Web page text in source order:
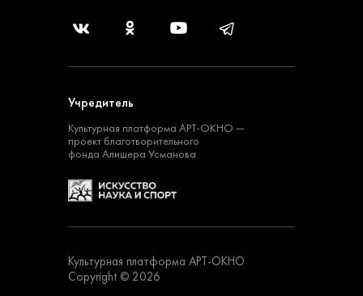
Учредитель
Культурная платформа АРТ-ОКНО —
проект благотворительного
фонда Алишера Усманова
Культурная платформа АРТ-ОКНО
Copyright © 2026